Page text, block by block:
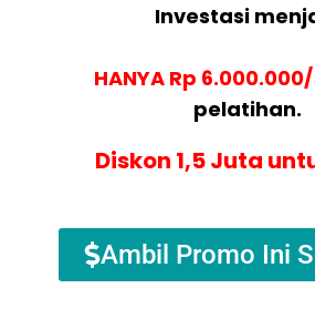
Investasi
HANYA Rp 6.000.000/
pelatihan.
Diskon 1,5 Juta
Ambil Promo Ini